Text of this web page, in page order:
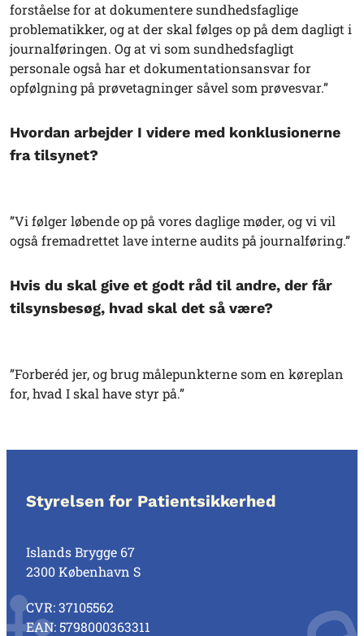
forståelse for at dokumentere sundhedsfaglige
problematikker, og at der skal følges op på dem dagligt i
journalføringen. Og at vi som sundhedsfagligt
personale også har et dokumentationsansvar for
opfølgning på prøvetagninger såvel som prøvesvar.”
Hvordan arbejder I videre med konklusionerne
fra tilsynet?
”Vi følger løbende op på vores daglige møder, og vi vil
også fremadrettet lave interne audits på journalføring.”
Hvis du skal give et godt råd til andre, der får
tilsynsbesøg, hvad skal det så være?
”Forberéd jer, og brug målepunkterne som en køreplan
for, hvad I skal have styr på.”
Styrelsen for Patientsikkerhed
Islands Brygge 67
2300 København S
CVR: 37105562
EAN: 5798000363311